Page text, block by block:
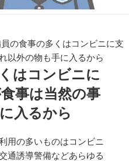
の食事の多くはコンビニに支
以外の物も手に入るから
はコンビニに
事は当然の事
入るから
用の多いものはコンビニ
通誘導警備などあらゆる